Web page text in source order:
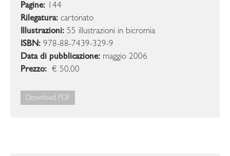
Pagine: 144
Rilegatura: cartonato
Illustrazioni: 55 illustrazioni in bicromia
ISBN: 978-88-7439-329-9
Data di pubblicazione: maggio 2006
Prezzo: € 50,00
Download PDF